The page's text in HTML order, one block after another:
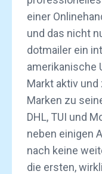
einer
und das nicht
dotmailer ein
amerikanische
Markt aktiv und
Marken zu
DHL, TUI und
neben einigen
nach keine
die ersten,